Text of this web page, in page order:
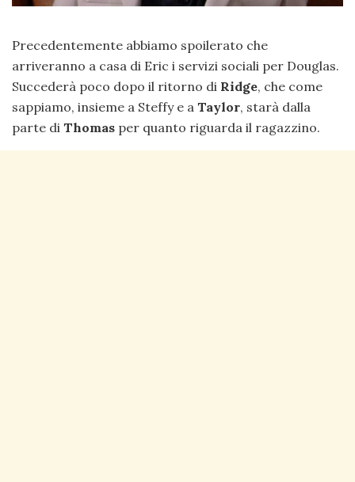
Precedentemente abbiamo spoilerato che
arriveranno a casa di Eric i servizi sociali per Douglas.
Succederà poco dopo il ritorno di Ridge, che come
sappiamo, insieme a Steffy e a Taylor, starà dalla
parte di Thomas per quanto riguarda il ragazzino.